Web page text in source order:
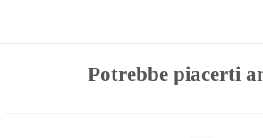
Potrebbe piacerti